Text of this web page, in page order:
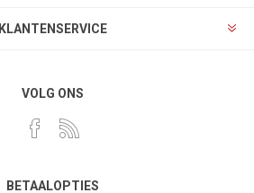
KLANTENSERVICE
VOLG ONS
BETAALOPTIES